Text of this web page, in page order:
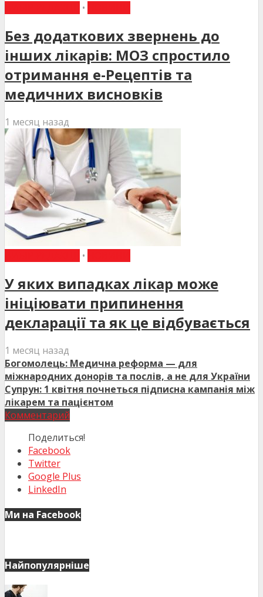
•
Без додаткових звернень до
інших лікарів: МОЗ спростило
отримання е-Рецептів та
медичних висновків
1 месяц назад
•
У яких випадках лікар може
ініціювати припинення
декларації та як це відбувається
1 месяц назад
Богомолець: Медична реформа — для
міжнародних донорів та послів, а не для України
Супрун: 1 квітня почнеться підписна кампанія між
лікарем та пацієнтом
Комментарий
Поделиться!
Facebook
Twitter
Google Plus
LinkedIn
Ми на Facebook
Найпопулярніше